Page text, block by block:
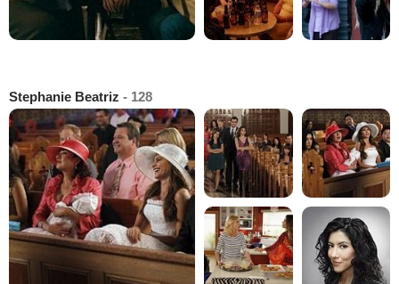
Stephanie Beatriz - 128